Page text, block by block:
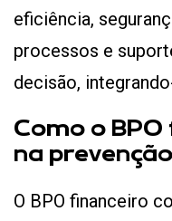
eficiência,
processos e
decisão,
Como o
na
O BPO financeiro